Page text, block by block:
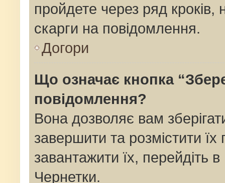
пройдете через ряд кроків,
скарги на повідомлення.
Догори
Що означає кнопка
повідомлення?
Вона дозволяє вам
завершити та розмістити
завантажити їх, перейдіть
Чернетки.